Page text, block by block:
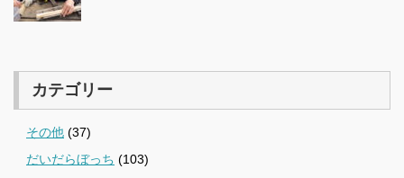
カテゴリー
その他 (37)
だいだらぼっち (103)